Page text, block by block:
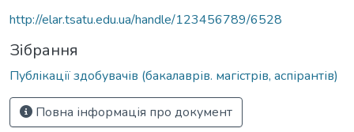
http://elar.tsatu.edu.ua/handle/123456789/6528
Зібрання
Публікації здобувачів (бакалаврів. магістрів, аспірантів)
Повна інформація про документ